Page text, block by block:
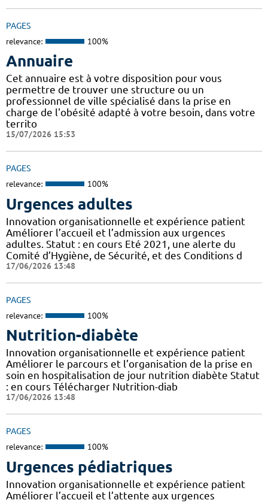
PAGES
relevance: 100%
Annuaire
Cet annuaire est à votre disposition pour vous
permettre de trouver une structure ou un
professionnel de ville spécialisé dans la prise en
charge de l'obésité adapté à votre besoin, dans votre
territo
15/07/2026 15:53
PAGES
relevance: 100%
Urgences adultes
Innovation organisationnelle et expérience patient
Améliorer l’accueil et l’admission aux urgences
adultes. Statut : en cours Eté 2021, une alerte du
Comité d’Hygiène, de Sécurité, et des Conditions d
17/06/2026 13:48
PAGES
relevance: 100%
Nutrition-diabète
Innovation organisationnelle et expérience patient
Améliorer le parcours et l’organisation de la prise en
soin en hospitalisation de jour nutrition diabète Statut
: en cours Télécharger Nutrition-diab
17/06/2026 13:48
PAGES
relevance: 100%
Urgences pédiatriques
Innovation organisationnelle et expérience patient
Améliorer l’accueil et l’attente aux urgences